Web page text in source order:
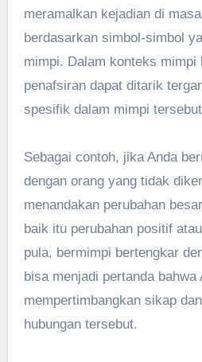
meramalkan kejadian di
berdasarkan simbol-simbol
mimpi. Dalam konteks mimpi
penafsiran dapat ditarik
spesifik dalam mimpi
Sebagai contoh, jika Anda
dengan orang yang tidak
menandakan perubahan
baik itu perubahan positif
pula, bermimpi bertengkar
bisa menjadi pertanda bahwa
mempertimbangkan sikap
hubungan tersebut.